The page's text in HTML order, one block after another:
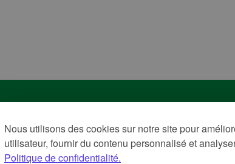
Nous utilisons des cookies sur notre site pour
utilisateur, fournir du contenu personnalisé et
Politique de confidentialité.
Conditions d'utilisation
Mentions légales